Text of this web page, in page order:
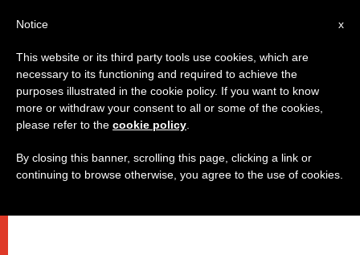
x
Notice
This website or its third party tools use cookies, which are
necessary to its functioning and required to achieve the
purposes illustrated in the cookie policy. If you want to know
more or withdraw your consent to all or some of the cookies,
please refer to the cookie policy
By closing this banner, scrolling this page, clicking a link or
continuing to browse otherwise, you agree to the use of cookies.